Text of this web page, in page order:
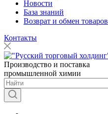
Новости
База знаний
Возврат и обмен товаров
Контакты
Производство и поставка
промышленной химии